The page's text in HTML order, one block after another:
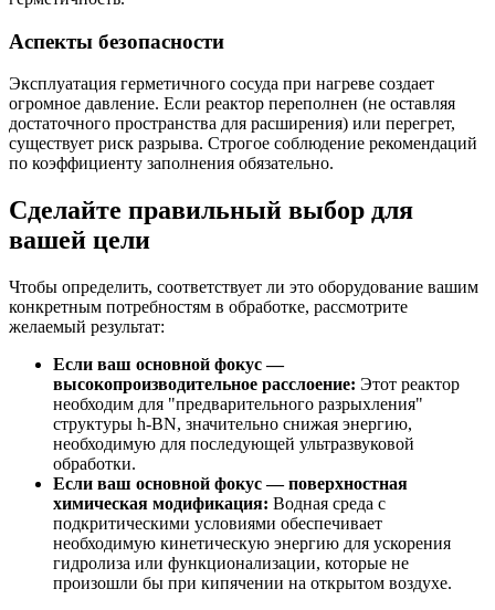
Аспекты безопасности
Эксплуатация герметичного сосуда при нагреве создает
огромное давление. Если реактор переполнен (не оставляя
достаточного пространства для расширения) или перегрет,
существует риск разрыва. Строгое соблюдение рекомендаций
по коэффициенту заполнения обязательно.
Сделайте правильный выбор для
вашей цели
Чтобы определить, соответствует ли это оборудование вашим
конкретным потребностям в обработке, рассмотрите
желаемый результат:
Если ваш основной фокус —
высокопроизводительное расслоение: Этот реактор
необходим для "предварительного разрыхления"
структуры h-BN, значительно снижая энергию,
необходимую для последующей ультразвуковой
обработки.
Если ваш основной фокус — поверхностная
химическая модификация: Водная среда с
подкритическими условиями обеспечивает
необходимую кинетическую энергию для ускорения
гидролиза или функционализации, которые не
произошли бы при кипячении на открытом воздухе.